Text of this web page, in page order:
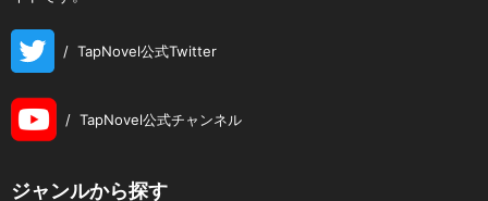
/ TapNovel公式Twitter
/ TapNovel公式チャンネル
ジャンルから探す